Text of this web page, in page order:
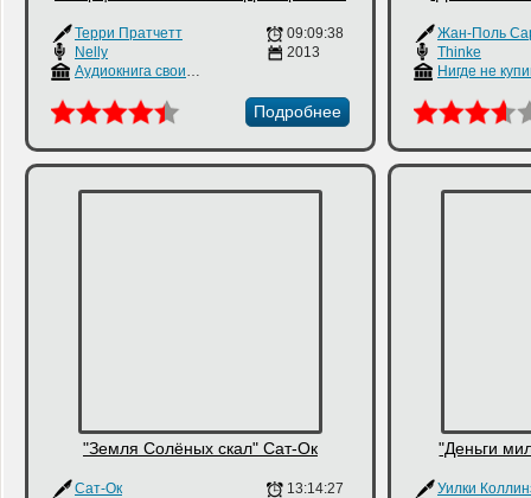
Терри Пратчетт
Nelly
Аудиокнига своими руками
09:09:38
2013
Подробнее
Жан-Поль
Thinke
Нигде не
"Земля Солёных скал" Сат-Ок
Сат-Ок
13:14:27
"Деньги
Уилки